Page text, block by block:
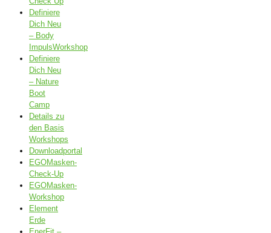
Definiere
Dich Neu
– Body
ImpulsWorkshop
Definiere
Dich Neu
– Nature
Boot
Camp
Details zu
den Basis
Workshops
Downloadportal
EGOMasken-
Check-Up
EGOMasken-
Workshop
Element
Erde